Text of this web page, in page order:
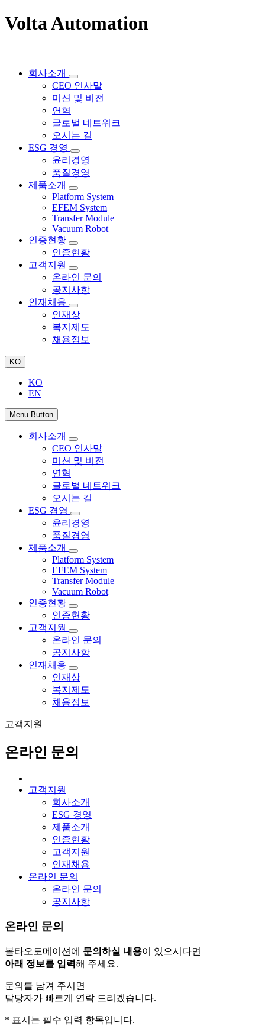
Volta Automation
회사소개
CEO 인사말
미션 및 비전
연혁
글로벌 네트워크
오시는 길
ESG 경영
윤리경영
품질경영
제품소개
Platform System
EFEM System
Transfer Module
Vacuum Robot
인증현황
인증현황
고객지원
온라인 문의
공지사항
인재채용
인재상
복지제도
채용정보
KO
KO
EN
Menu Button
회사소개
CEO 인사말
미션 및 비전
연혁
글로벌 네트워크
오시는 길
ESG 경영
윤리경영
품질경영
제품소개
Platform System
EFEM System
Transfer Module
Vacuum Robot
인증현황
인증현황
고객지원
온라인 문의
공지사항
인재채용
인재상
복지제도
채용정보
고객지원
온라인 문의
고객지원
회사소개
ESG 경영
제품소개
인증현황
고객지원
인재채용
온라인 문의
온라인 문의
공지사항
온라인 문의
볼타오토메이션에 문의하실 내용이 있으시다면
아래 정보를 입력해 주세요.
문의를 남겨 주시면
담당자가 빠르게 연락 드리겠습니다.
* 표시는 필수 입력 항목입니다.